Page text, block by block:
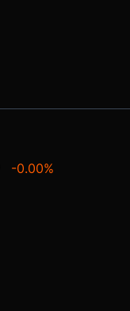
-0.00%